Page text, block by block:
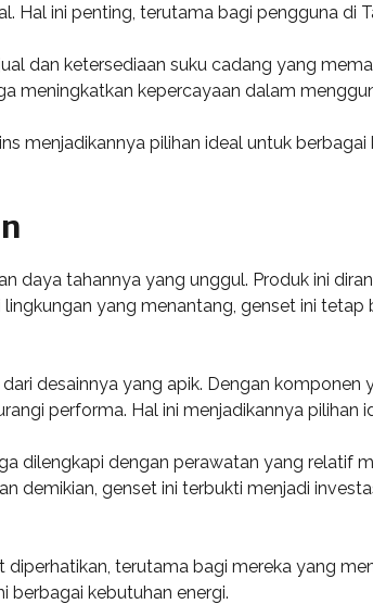
Hal ini penting, terutama bagi pengguna di
dan ketersediaan suku cadang yang
meningkatkan kepercayaan dalam
menjadikannya pilihan ideal untuk
daya tahannya yang unggul. Produk ini
yang menantang, genset ini
desainnya yang apik. Dengan
performa. Hal ini menjadikannya pilihan
dilengkapi dengan perawatan yang relatif
demikian, genset ini terbukti menjadi
terutama bagi mereka yang
berbagai kebutuhan energi.